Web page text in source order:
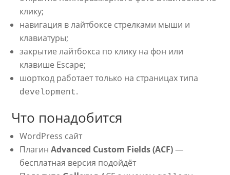
клику;
навигация в лайтбоксе стрелками мыши и
клавиатуры;
закрытие лайтбокса по клику на фон или
клавише Escape;
шорткод работает только на страницах типа
development.
Что понадобится
WordPress сайт
ПлагинAdvanced Custom Fields (ACF)—
бесплатная версия подойдёт